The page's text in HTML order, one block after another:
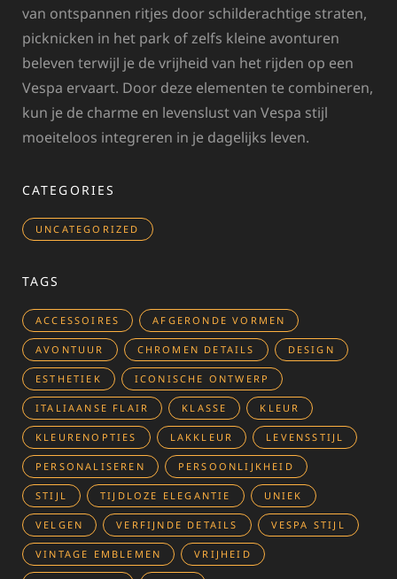
van ontspannen ritjes door schilderachtige straten,
picknicken in het park of zelfs kleine avonturen
beleven terwijl je de vrijheid van het rijden op een
Vespa ervaart. Door deze elementen te combineren,
kun je de charme en levenslust van Vespa stijl
moeiteloos integreren in je dagelijks leven.
CATEGORIES
UNCATEGORIZED
TAGS
ACCESSOIRES AFGERONDE VORMEN
AVONTUUR CHROMEN DETAILS DESIGN
ESTHETIEK ICONISCHE ONTWERP
ITALIAANSE FLAIR KLASSE KLEUR
KLEURENOPTIES LAKKLEUR LEVENSSTIJL
PERSONALISEREN PERSOONLIJKHEID
STIJL TIJDLOZE ELEGANTIE UNIEK
VELGEN VERFIJNDE DETAILS VESPA STIJL
VINTAGE EMBLEMEN VRIJHEID